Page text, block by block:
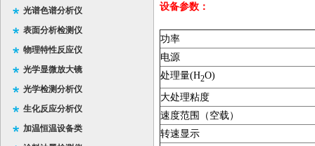
光谱色谱分析仪
表面分析检测仪
物理特性反应仪
光学显微放大镜
光学检测分析仪
生化反应分析仪
加温恒温设备类
设备参数：
功率
电源
处理量(H2O)
大处理粘度
速度范围（空载）
转速显示